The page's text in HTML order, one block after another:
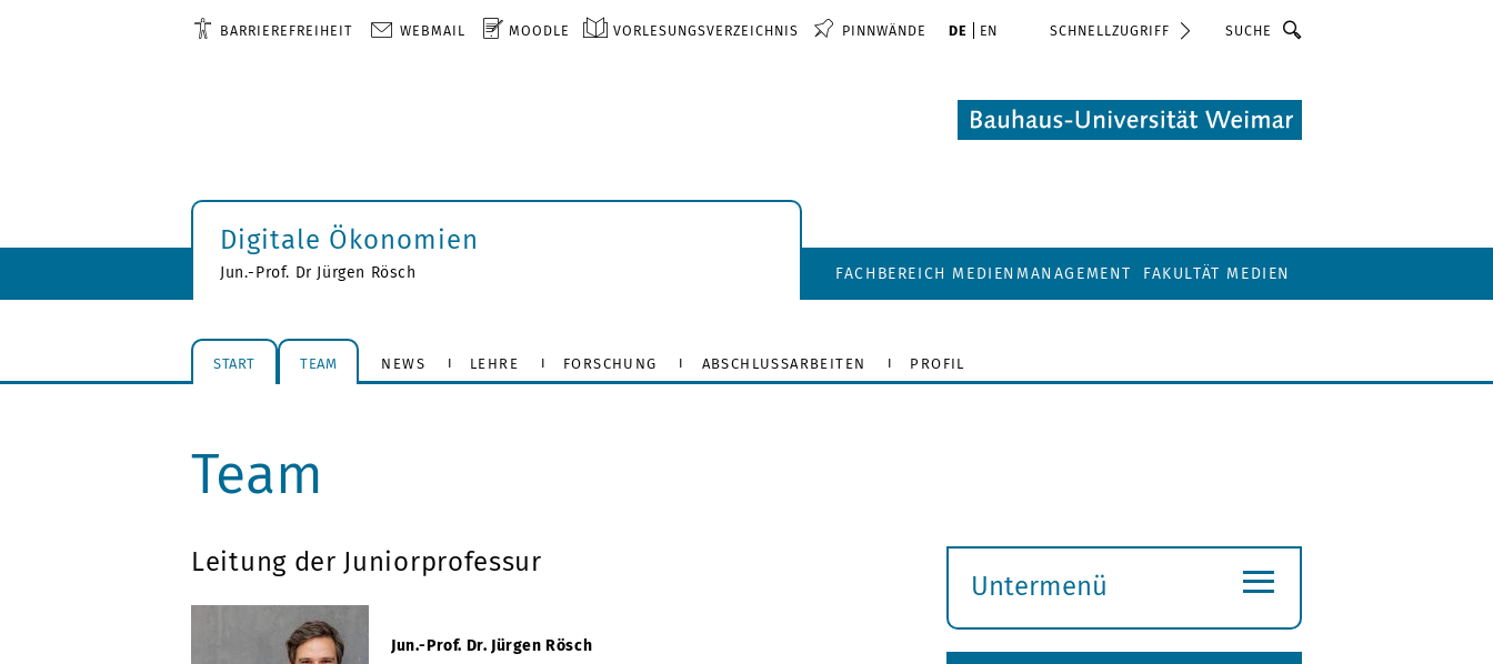
BARRIEREFREIHEIT WEBMAIL MOODLE VORLESUNGSVERZEICHNIS PINNWÄNDE DE EN SCHNELLZUGRIFF Suche
Digitale Ökonomien
Jun.-Prof. Dr Jürgen Rösch FACHBEREICH MEDIENMANAGEMENT FAKULTÄT MEDIEN
START TEAM NEWS LEHRE FORSCHUNG ABSCHLUSSARBEITEN PROFIL
Team
Leitung der Juniorprofessur
Jun.-Prof. Dr. Jürgen Rösch
Untermenü
öffnen
≡